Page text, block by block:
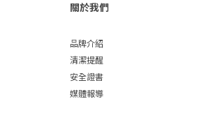
關於我們
品牌介紹
清潔提醒
安全證書
媒體報導